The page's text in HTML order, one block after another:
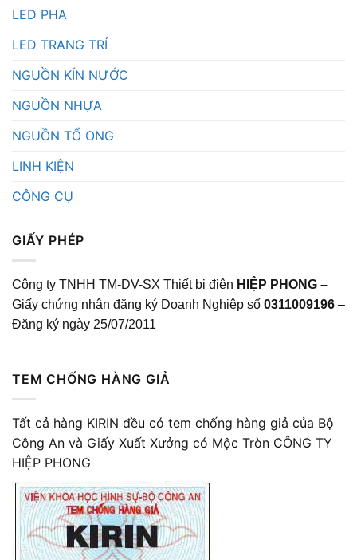
LED PHA
LED TRANG TRÍ
NGUỒN KÍN NƯỚC
NGUỒN NHỰA
NGUỒN TỔ ONG
LINH KIỆN
CÔNG CỤ
GIẤY PHÉP
Công ty TNHH TM-DV-SX Thiết bị điện HIỆP PHONG –
Giấy chứng nhận đăng ký Doanh Nghiệp số 0311009196 –
Đăng ký ngày 25/07/2011
TEM CHỐNG HÀNG GIẢ
Tất cả hàng KIRIN đều có tem chống hàng giả của Bộ
Công An và Giấy Xuất Xưởng có Mộc Tròn CÔNG TY
HIỆP PHONG